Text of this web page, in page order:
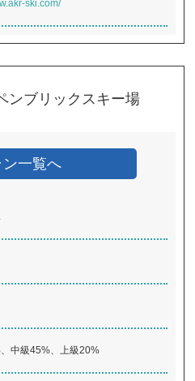
ski.com/
ンブリックスキー場
ン一覧へ
中級45%、上級20%